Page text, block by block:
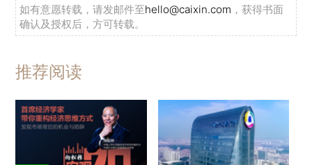
如有意愿转载，请发邮件至hello@caixin.com ，获得书面
确认及授权后，方可转载。
推荐阅读